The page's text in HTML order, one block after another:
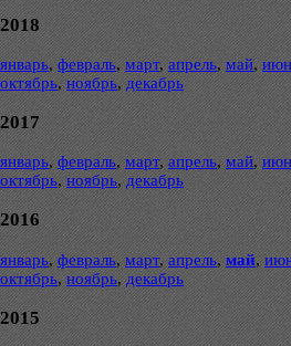
2018
январь, февраль, март, апрель, май,
октябрь, ноябрь, декабрь
2017
январь, февраль, март, апрель, май,
октябрь, ноябрь, декабрь
2016
январь, февраль, март, апрель, май,
октябрь, ноябрь, декабрь
2015